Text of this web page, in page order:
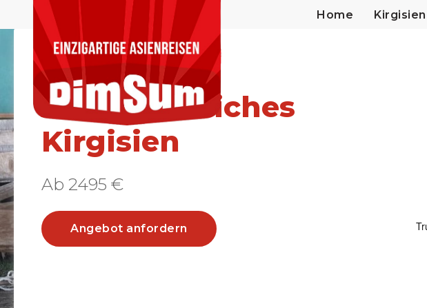
Home Kirgisien
Selfdrive
Abenteuerliches
Kirgisien
Ab 2495 €
Angebot anfordern